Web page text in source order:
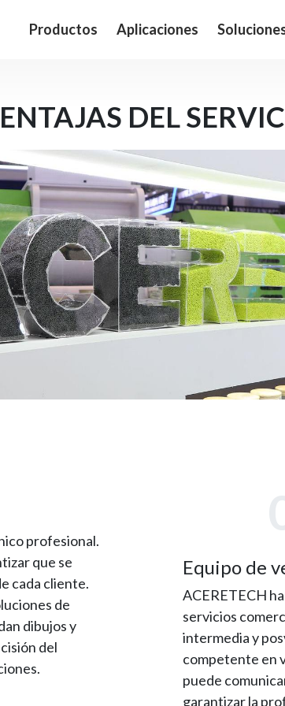
Productos Aplicaciones
DEL
profesional.
que se
cada cliente.
de
dibujos y
del
Equipo de
ACERETECH
servicios
intermedia y
competente en
puede
garantizar la